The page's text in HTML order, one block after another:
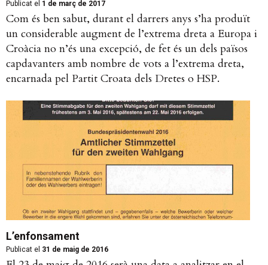
Publicat el 1 de març de 2017
Com és ben sabut, durant el darrers anys s’ha produït
un considerable augment de l’extrema dreta a Europa i
Croàcia no n’és una excepció, de fet és un dels països
capdavanters amb nombre de vots a l’extrema dreta,
encarnada pel Partit Croata dels Dretes o HSP.
L’enfonsament
Publicat el 31 de maig de 2016